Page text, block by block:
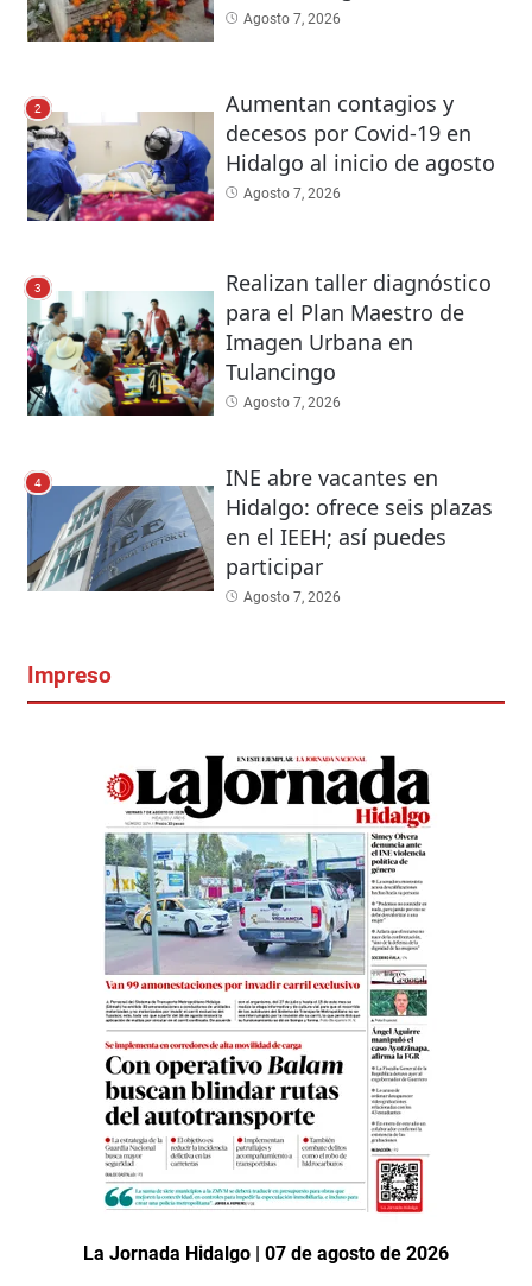
Agosto 7, 2026
2
Aumentan contagios y
decesos por Covid-19 en
Hidalgo al inicio de agosto
Agosto 7, 2026
3
Realizan taller diagnóstico
para el Plan Maestro de
Imagen Urbana en
Tulancingo
Agosto 7, 2026
4
INE abre vacantes en
Hidalgo: ofrece seis plazas
en el IEEH; así puedes
participar
Agosto 7, 2026
Impreso
La Jornada Hidalgo | 07 de agosto de 2026